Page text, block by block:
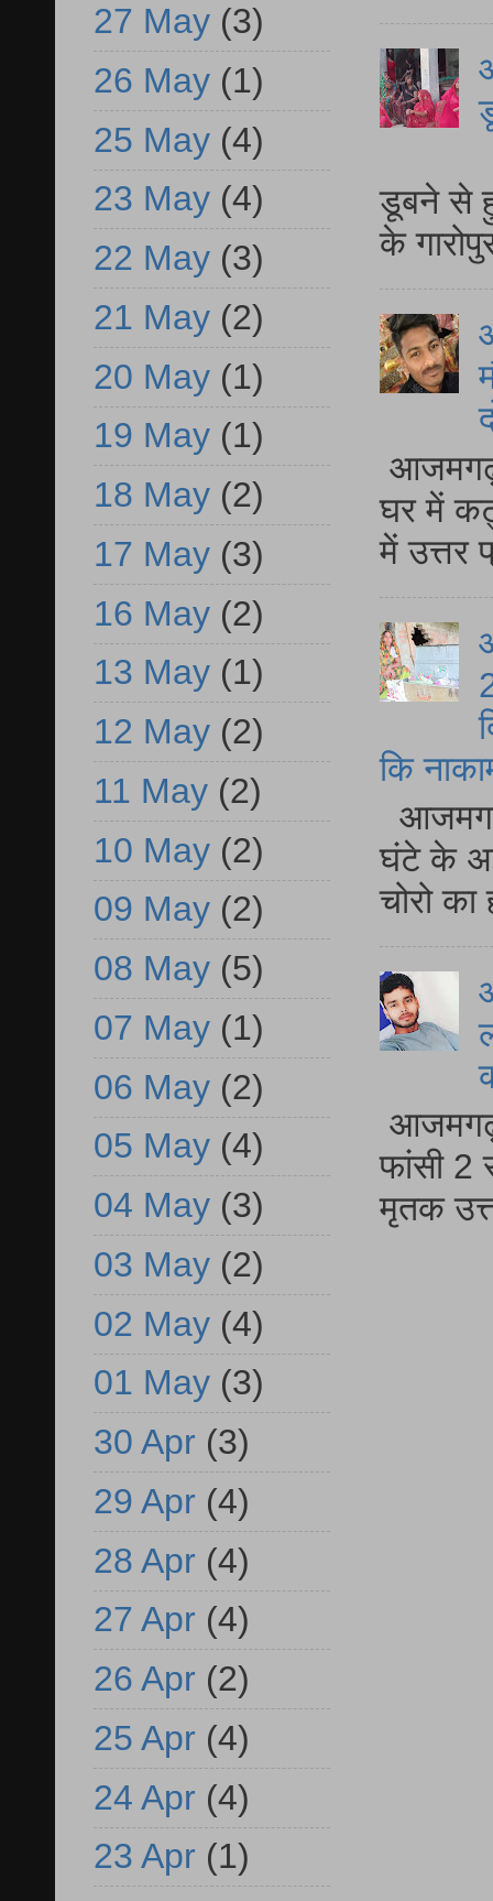
डूबने से
के
घर में
में
कि
घंटे के
चोरो
आजमगढ़
फांसी 2
मृतक
27 May (3)
26 May (1)
25 May (4)
23 May (4)
22 May (3)
21 May (2)
20 May (1)
19 May (1)
18 May (2)
17 May (3)
16 May (2)
13 May (1)
12 May (2)
11 May (2)
10 May (2)
09 May (2)
08 May (5)
07 May (1)
06 May (2)
05 May (4)
04 May (3)
03 May (2)
02 May (4)
01 May (3)
30 Apr (3)
29 Apr (4)
28 Apr (4)
27 Apr (4)
26 Apr (2)
25 Apr (4)
24 Apr (4)
23 Apr (1)